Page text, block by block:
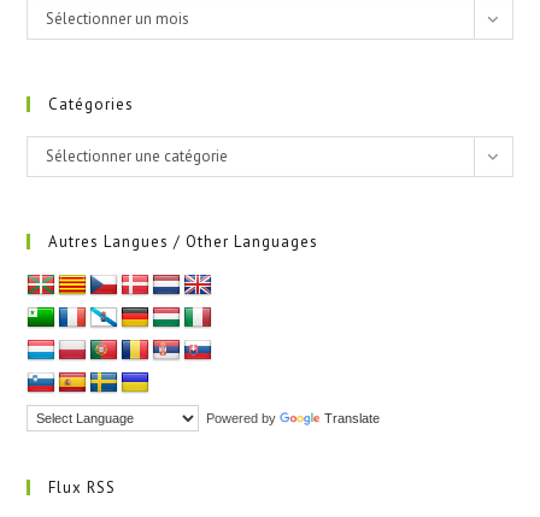
Archives
Sélectionner un mois
Catégories
Catégories
Sélectionner une catégorie
Autres Langues / Other Languages
Powered by Translate
Flux RSS